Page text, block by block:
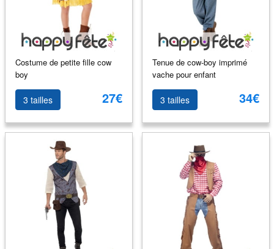
Costume de petite fille cow
boy
3 tailles 27€
Tenue de cow-boy imprimé
vache pour enfant
3 tailles 34€